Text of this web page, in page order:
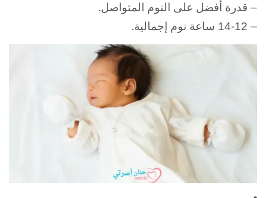
– قدرة أفضل على النوم المتواصل.
– 14-12 ساعة نوم إجمالية.